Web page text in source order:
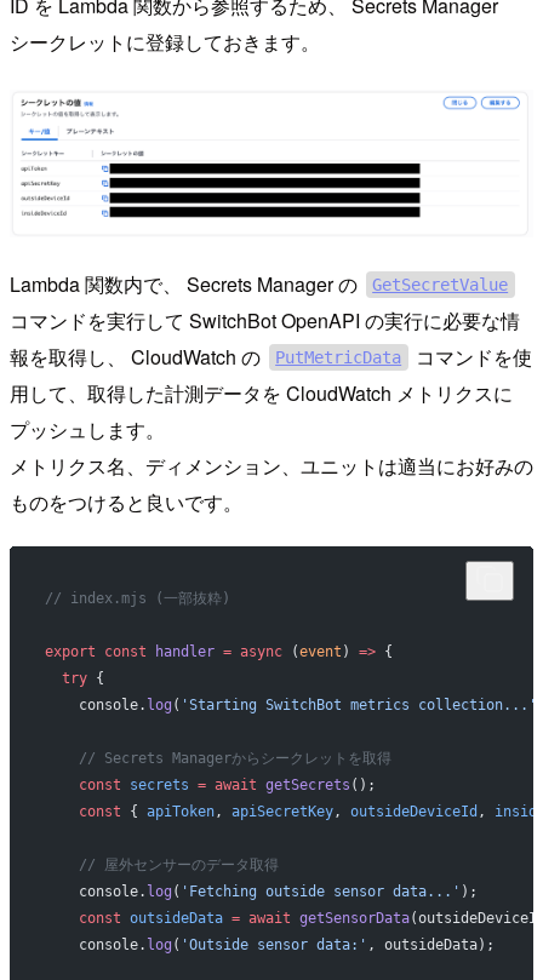
シークレットに登録しておきます。
Lambda 関数内で、 Secrets Manager の GetSecretValue
コマンドを実行して SwitchBot OpenAPI の実行に必要な情
報を取得し、 CloudWatch の
PutMetricData
コマンドを使
用して、取得した計測データを CloudWatch メトリクスに
プッシュします。
メトリクス名、ディメンション、ユニットは適当にお好みの
ものをつけると良いです。
// index.mjs (一部抜粋)
export const handler = async (event ) => {
  try
{
    console.
log ( 'Starting SwitchBot metrics collection...'
    // Secrets Managerからシークレットを取得
    const
secrets = await getSecrets ();
    const
{ apiToken, apiSecretKey, outsideDeviceId ,
    // 屋外センサーのデータ取得
    console.
log ( 'Fetching outside sensor data...' );
    const
outsideData = await getSensorData
    console.
log ( 'Outside sensor data:' , outsideData);